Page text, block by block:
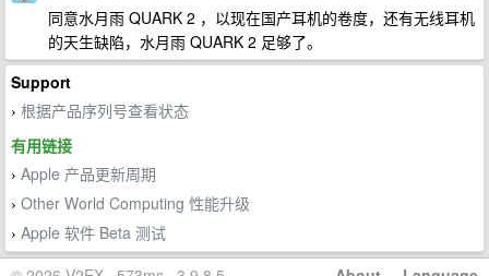
同意水月雨 QUARK 2 ，以现在国产耳机的卷度，还有无线耳机
的天生缺陷，水月雨 QUARK 2 足够了。
Support
› 根据产品序列号查看状态
有用链接
› Apple 产品更新周期
› Other World Computing 性能升级
› Apple 软件 Beta 测试